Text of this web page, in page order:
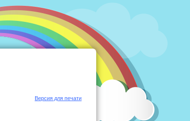
Версия для печати